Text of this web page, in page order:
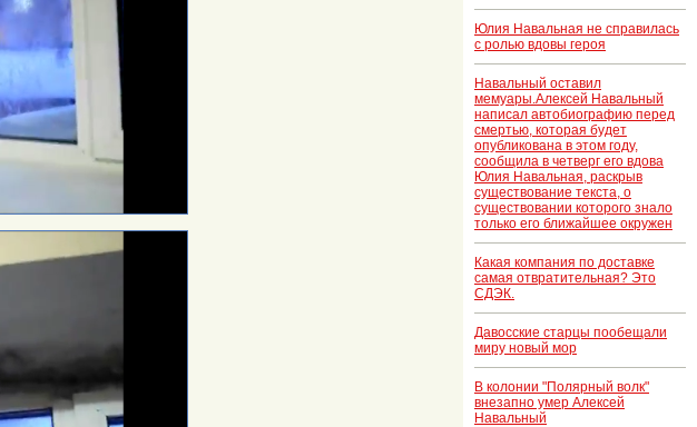
Юлия Навальная не справилась
с ролью вдовы героя
Навальный оставил
мемуары.Алексей Навальный
написал автобиографию перед
смертью, которая будет
опубликована в этом году,
сообщила в четверг его вдова
Юлия Навальная, раскрыв
существование текста, о
существовании которого знало
только его ближайшее окружен
Какая компания по доставке
самая отвратительная? Это
СДЭК.
Давосские старцы пообещали
миру новый мор
В колонии "Полярный волк"
внезапно умер Алексей
Навальный